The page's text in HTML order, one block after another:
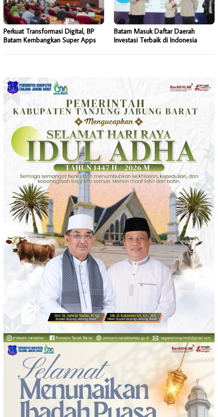
Perkuat Transformasi Digital, BP
Batam Kembangkan Super Apps
Batam Masuk Daftar Daerah
Investasi Terbaik di Indonesia